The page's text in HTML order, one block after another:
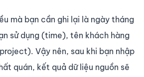
mà bạn cần ghi lại là ngày tháng
sử dụng (time), tên khách hàng
Vậy nên, sau khi bạn nhập
quán, kết quả dữ liệu nguồn sẽ